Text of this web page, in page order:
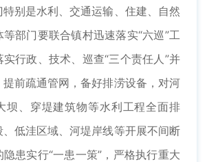
别是水利、交通运输、住建、自然
部门要联合镇村迅速落实“六巡”工
行政、技术、巡查“三个责任人”并
前疏通管网，备好排涝设备，对河
坝、穿堤建筑物等水利工程全面排
低洼区域、河堤岸线等开展不间断
患实行“一患一策”，严格执行重大